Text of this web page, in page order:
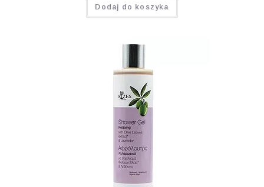
5.00na 5
Dodaj do koszyka